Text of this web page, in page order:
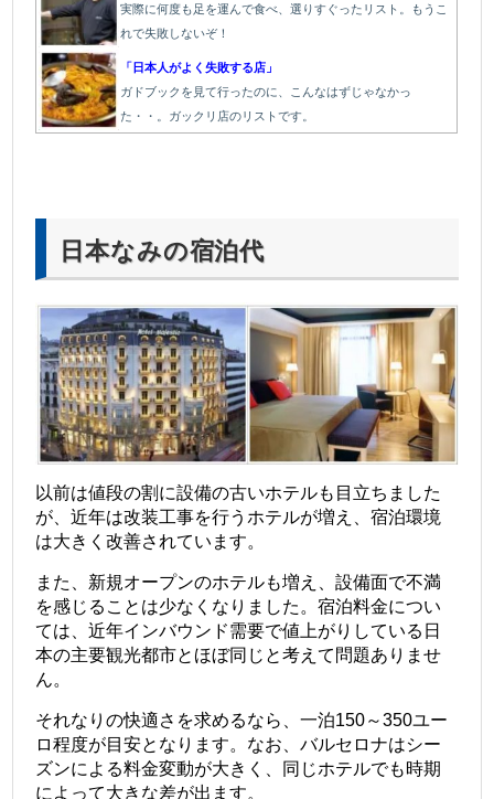
実際に何度も足を運んで食べ、選りすぐったリスト。もうこ
れで失敗しないぞ！
「日本人がよく失敗する店」
ガドブックを見て行ったのに、こんなはずじゃなかっ
た・・。ガックリ店のリストです。
日本なみの宿泊代
以前は値段の割に設備の古いホテルも目立ちました
が、近年は改装工事を行うホテルが増え、宿泊環境
は大きく改善されています。
また、新規オープンのホテルも増え、設備面で不満
を感じることは少なくなりました。宿泊料金につい
ては、近年インバウンド需要で値上がりしている日
本の主要観光都市とほぼ同じと考えて問題ありませ
ん。
それなりの快適さを求めるなら、一泊150～350ユー
ロ程度が目安となります。なお、バルセロナはシー
ズンによる料金変動が大きく、同じホテルでも時期
によって大きな差が出ます。